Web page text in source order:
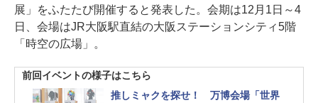
展」をふたたび開催すると発表した。会期は12月1日～4
日、会場はJR大阪駅直結の大阪ステーションシティ5階
「時空の広場」。
前回イベントの様子はこちら
推しミャクを探せ！ 万博会場「世界